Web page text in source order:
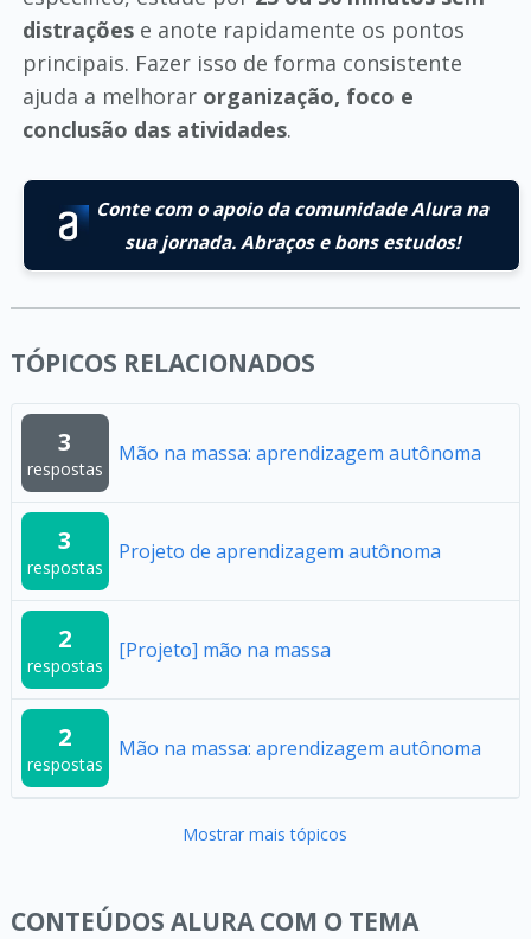
distraçõese anote rapidamente os pontos
principais. Fazer isso de forma consistente
ajuda a melhorar organização, foco e
conclusão das atividades.
Conte com o apoio da comunidade Alura na
sua jornada. Abraços e bons estudos!
TÓPICOS RELACIONADOS
3
respostas
Mão na massa: aprendizagem autônoma
3
respostas
Projeto de aprendizagem autônoma
2
respostas
[Projeto] mão na massa
2
respostas
Mão na massa: aprendizagem autônoma
Mostrar mais tópicos
CONTEÚDOS ALURA COM O TEMA